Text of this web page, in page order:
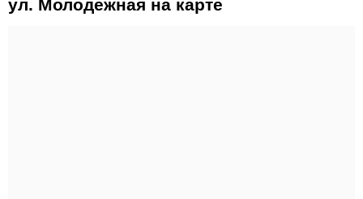
ул. Молодежная на карте